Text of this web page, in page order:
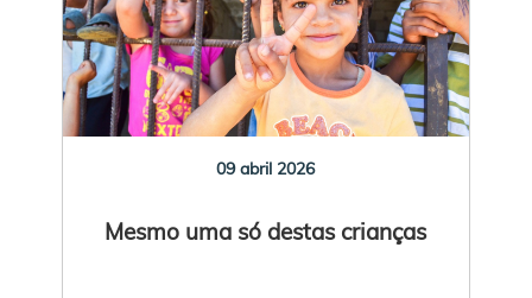
09 abril 2026
Mesmo uma só destas crianças